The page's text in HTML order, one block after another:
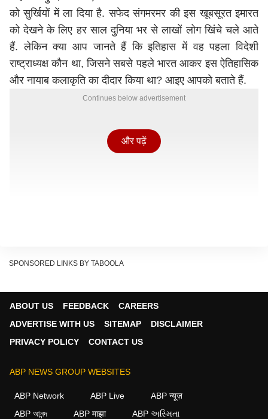
को सुर्खियों में ला दिया है. सफेद संगमरमर की इस खूबसूरत इमारत
को देखने के लिए हर साल दुनिया भर से लाखों लोग खिंचे चले आते
हैं. लेकिन क्या आप जानते हैं कि इतिहास में वह पहला विदेशी
राष्ट्राध्यक्ष कौन था, जिसने सबसे पहले भारत आकर इस ऐतिहासिक
और नायाब कलाकृति का दीदार किया था? आइए आपको बताते हैं.
Continues below advertisement
रुबियो दंपत्ति का ताज दीदार
और पढ़ें
SPONSORED LINKS BY TABOOLA
ABOUT US FEEDBACK
CAREERS
ADVERTISE WITH US
SITEMAP
DISCLAIMER
PRIVACY POLICY
CONTACT US
ABP NEWS GROUP WEBSITES
ABP Network ABP Live
ABP न्यूज़
ABP আনন্দ
ABP माझा ABP અસ્મિતા